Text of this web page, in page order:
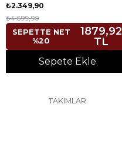
₺2.349,90
₺4.699,90
SEPETTE NET
%20
1879,92
TL
Sepete Ekle
TAKIMLAR